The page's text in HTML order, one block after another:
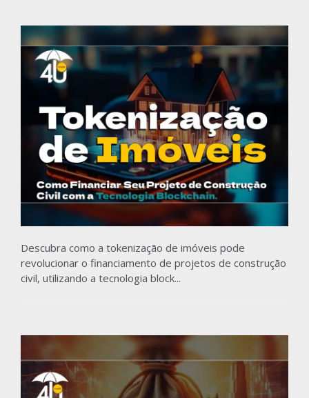
Descubra como a tokenização de imóveis pode
revolucionar o financiamento de projetos de construção
civil, utilizando a tecnologia block...